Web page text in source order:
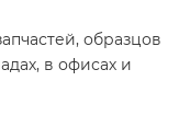
образцов
в офисах и